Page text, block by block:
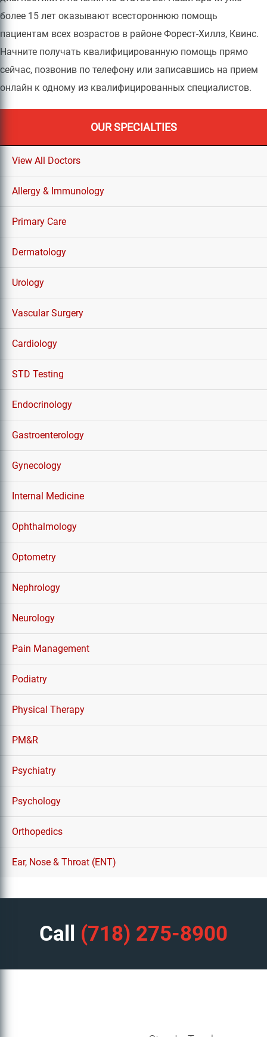
OUR SPECIALTIES
View All Doctors
Allergy & Immunology
Primary Care
Dermatology
Urology
Vascular Surgery
Cardiology
STD Testing
Endocrinology
Gastroenterology
Gynecology
Internal Medicine
Ophthalmology
Optometry
Nephrology
Neurology
Pain Management
Podiatry
Physical Therapy
PM&R
Psychiatry
Psychology
Orthopedics
Ear, Nose & Throat (ENT)
более 15 лет оказывают всестороннюю помощь
пациентам всех возрастов в районе Форест-Хиллз, Квинс.
Начните получать квалифицированную помощь прямо
сейчас, позвонив по телефону или записавшись на прием
онлайн к одному из квалифицированных специалистов.
Call (718) 275-8900